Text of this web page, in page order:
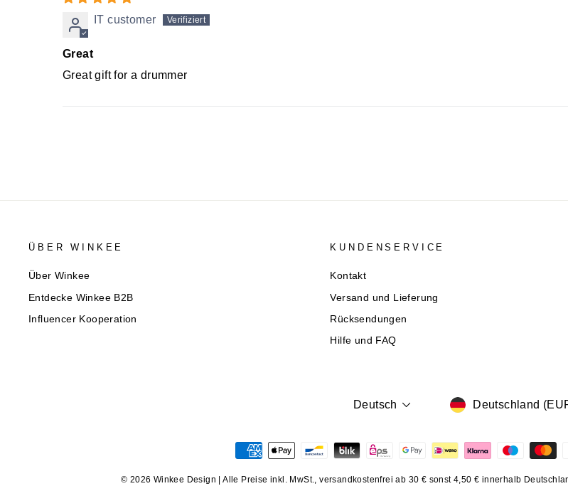
IT customer
Great
Great gift for a drummer
ÜBER WINKEE
Über Winkee
Entdecke Winkee B2B
Influencer Kooperation
KUNDENSERVICE
Kontakt
Versand und Lieferung
Rücksendungen
Hilfe und FAQ
SPRACHE
Deutsch WÄHRUNG
Deutschland
© 2026 Winkee Design | Alle Preise inkl. MwSt., versandkostenfrei ab 30 € sonst 4,50 € innerhalb